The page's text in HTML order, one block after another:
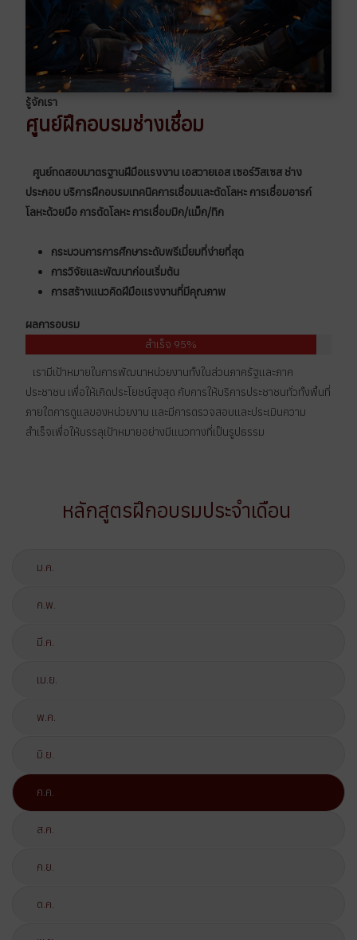
รู้จักเรา
ศูนย์ฝึกอบรมช่างเชื่อม
ศูนย์ทดสอบมาตรฐานฝีมือเเรงงาน เอสวายเอส เซอร์วิสเซส ช่าง
ประกอบ บริการฝึกอบรมเทคนิคการเชื่อมเเละตัดโลหะ การเชื่อมอารก์
โลหะด้วยมือ การตัดโลหะ การเชื่อมมิก/เเม็ก/ทิก
กระบวนการการศึกษาระดับพรีเมี่ยมที่ง่ายที่สุด
การวิจัยและพัฒนาก่อนเริ่มต้น
การสร้างแนวคิดฝีมือเเรงงานที่มีคุณภาพ
ผลการอบรม
สำเร็จ 95%
เรามีเป้าหมายในการพัฒนาหน่วยงานทั้งในส่วนภาครัฐและภาค
ประชาชน เพื่อให้เกิดประโยชน์สูงสุด กับการให้บริการประชาชนทั่วทั้งพื้นที่
ภายใตการดูแลของหน่วยงาน และมีการตรวจสอบและประเมินความ
สำเร็จเพื่อให้บรรลุเป้าหมายอย่างมีแนวทางที่เป็นรูปธรรม
หลักสูตรฝึกอบรมประจำเดือน
ม.ค.
ก.พ.
มี.ค.
เม.ย.
พ.ค.
มิ.ย.
ก.ค.
ส.ค.
ก.ย.
ต.ค.